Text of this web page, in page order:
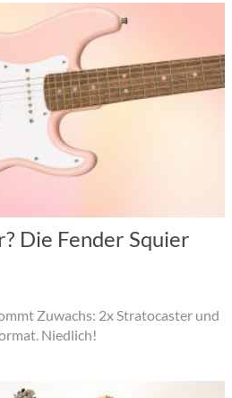
Die Fender Squier
Zuwachs: 2x Stratocaster und
Niedlich!